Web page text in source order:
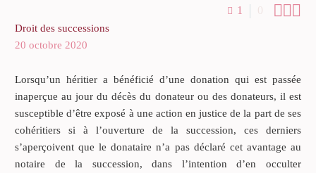
1 0 
Droit des successions
20 octobre 2020
Lorsqu’un héritier a bénéficié d’une donation qui est passée
inaperçue au jour du décès du donateur ou des donateurs, il est
susceptible d’être exposé à une action en justice de la part de ses
cohéritiers si à l’ouverture de la succession, ces derniers
s’aperçoivent que le donataire n’a pas déclaré cet avantage au
notaire de la succession, dans l’intention d’en occulter